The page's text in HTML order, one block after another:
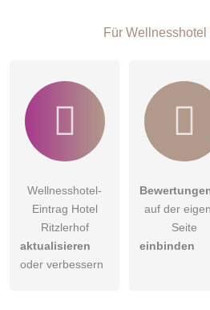
Besucher sichtbarFür Wellnesshotel
Wellnesshotel-
Eintrag Hotel
Ritzlerhof
aktualisieren
oder verbessern
auf der
Seite
einbinden